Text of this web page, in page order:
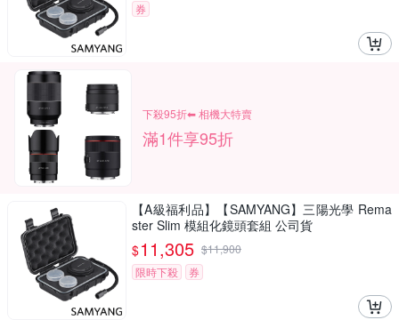
券
下殺95折⬅︎ 相機大特賣
滿1件享95折
【A級福利品】【SAMYANG】三陽光學 Rema
ster Slim 模組化鏡頭套組 公司貨
$11,305 $11,900
限時下殺
券